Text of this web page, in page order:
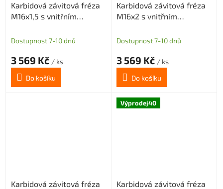
Karbidová závitová fréza
M16x1,5 s vnitřním
Dostupnost 7-10 dnů
3 569 Kč / ks
Do košíku
Karbidová závitová fréza
M16x2 s vnitřním
Dostupnost 7-10 dnů
3 569 Kč / ks
Do košíku
Karbidová závitová fréza
Výprodej40
Karbidová závitová fréza